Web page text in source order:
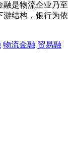
融是物流企业乃至
游结构，银行为依
物流金融 贸易融